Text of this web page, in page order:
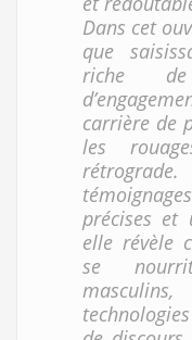
Dans cet
que
riche de
carrière de
les
précises et
elle révèle
se